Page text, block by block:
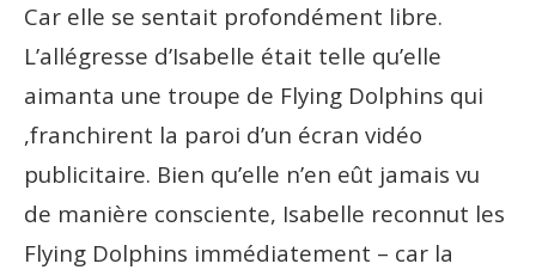
Car elle se sentait profondément libre.
L’allégresse d’Isabelle était telle qu’elle
aimanta une troupe de Flying Dolphins qui
,franchirent la paroi d’un écran vidéo
publicitaire. Bien qu’elle n’en eût jamais vu
de manière consciente, Isabelle reconnut les
Flying Dolphins immédiatement – car la